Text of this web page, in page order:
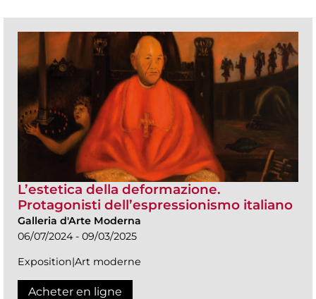
L’estetica della deformazione.
Protagonisti dell’espressionismo italiano
Galleria d'Arte Moderna
06/07/2024 - 09/03/2025
Exposition|Art moderne
Acheter en ligne